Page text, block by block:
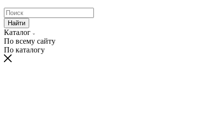
Найти
Каталог
По всему сайту
По каталогу